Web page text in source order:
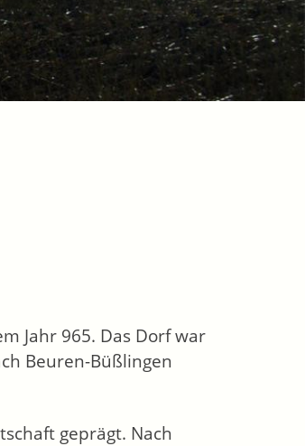
Jahr 965. Das Dorf war
Beuren-Büßlingen
geprägt. Nach